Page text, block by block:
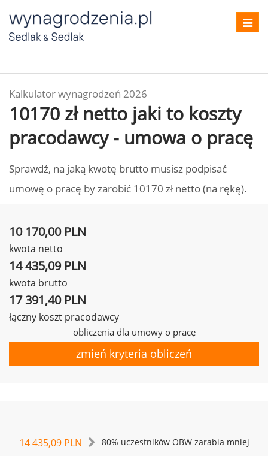
Kalkulator wynagrodzeń 2026
10170 zł netto jaki to koszty
pracodawcy - umowa o pracę
Sprawdź, na jaką kwotę brutto musisz podpisać
umowę o pracę by zarobić 10170 zł netto (na rękę).
10 170,00 PLN
kwota netto
14 435,09 PLN
kwota brutto
17 391,40 PLN
łączny koszt pracodawcy
obliczenia dla umowy o pracę
zmień kryteria obliczeń
14 435,09 PLN 80% uczestników OBW zarabia mniej